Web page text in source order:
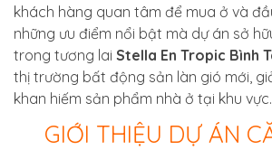
khách hàng quan tâm để mua ở và
những ưu điểm nổi bật mà dự án sở
trong tương lai Stella En Tropic Bình
thị trường bất động sản làn gió mới,
khan hiếm sản phẩm nhà ở tại khu vực.
GIỚI THIỆU DỰ ÁN